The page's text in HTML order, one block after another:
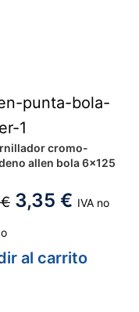
cromo-
allen bola 6×125
€ 3,35 € IVA no
al carrito